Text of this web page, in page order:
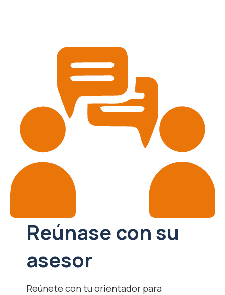
Reúnase con su
asesor
Reúnete con tu orientador para